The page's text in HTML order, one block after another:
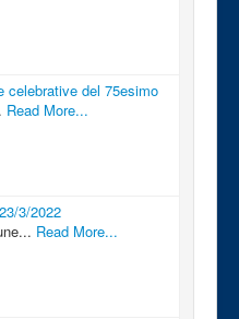
celebrative del 75esimo
Read More...
3/2022
Read More...